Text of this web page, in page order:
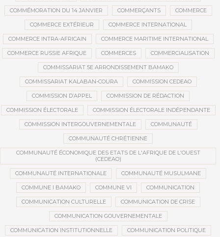
COMMÉMORATION DU 14 JANVIER COMMERÇANTS COMMERCE
COMMERCE EXTÉRIEUR COMMERCE INTERNATIONAL
COMMERCE INTRA-AFRICAIN COMMERCE MARITIME INTERNATIONAL
COMMERCE RUSSIE AFRIQUE COMMERCES COMMERCIALISATION
COMMISSARIAT 5E ARRONDISSEMENT BAMAKO
COMMISSARIAT KALABAN-COURA COMMISSION CEDEAO
COMMISSION D’APPEL COMMISSION DE RÉDACTION
COMMISSION ÉLECTORALE COMMISSION ÉLECTORALE INDÉPENDANTE
COMMISSION INTERGOUVERNEMENTALE COMMUNAUTÉ
COMMUNAUTÉ CHRÉTIENNE
COMMUNAUTÉ ÉCONOMIQUE DES ETATS DE L'AFRIQUE DE L'OUEST
(CEDEAO)
COMMUNAUTÉ INTERNATIONALE COMMUNAUTÉ MUSULMANE
COMMUNE I BAMAKO COMMUNE VI COMMUNICATION
COMMUNICATION CULTURELLE COMMUNICATION DE CRISE
COMMUNICATION GOUVERNEMENTALE
COMMUNICATION INSTITUTIONNELLE COMMUNICATION POLITIQUE